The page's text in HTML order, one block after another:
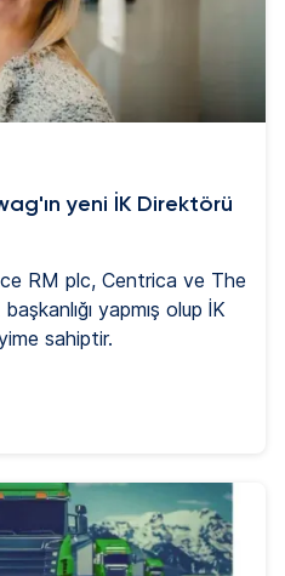
yeni İK Direktörü
RM plc, Centrica ve The
yapmış olup İK
sahiptir.